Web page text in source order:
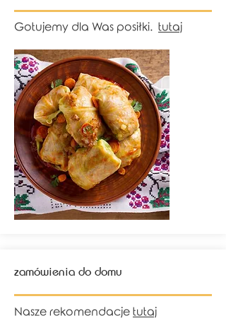
Gotujemy dla Was posiłki. tutaj
zamówienia do domu
Nasze rekomendacje tutaj